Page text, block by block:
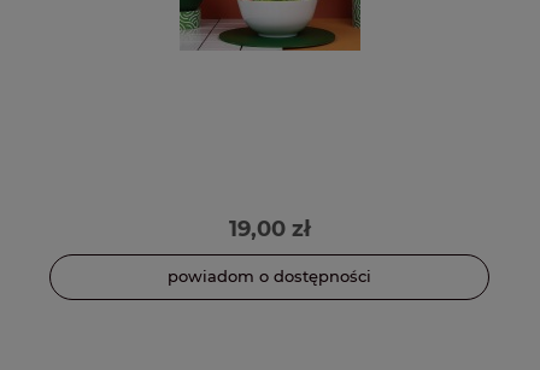
19,00 zł
powiadom o dostępności